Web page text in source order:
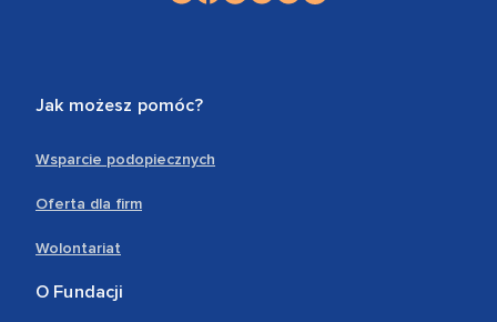
Jak możesz pomóc?
Wsparcie podopiecznych
Oferta dla firm
Wolontariat
O Fundacji